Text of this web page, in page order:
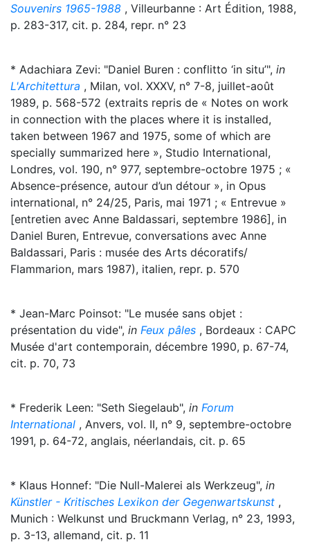
Souvenirs 1965-1988 , Villeurbanne : Art Édition, 1988,
p. 283-317, cit. p. 284, repr. n° 23
* Adachiara Zevi: "Daniel Buren : conflitto ‘in situ’", in
L'Architettura , Milan, vol. XXXV, n° 7-8, juillet-août
1989, p. 568-572 (extraits repris de « Notes on work
in connection with the places where it is installed,
taken between 1967 and 1975, some of which are
specially summarized here », Studio International,
Londres, vol. 190, n° 977, septembre-octobre 1975 ; «
Absence-présence, autour d’un détour », in Opus
international, n° 24/25, Paris, mai 1971 ; « Entrevue »
[entretien avec Anne Baldassari, septembre 1986], in
Daniel Buren, Entrevue, conversations avec Anne
Baldassari, Paris : musée des Arts décoratifs/
Flammarion, mars 1987), italien, repr. p. 570
* Jean-Marc Poinsot: "Le musée sans objet :
présentation du vide", in Feux pâles , Bordeaux : CAPC
Musée d'art contemporain, décembre 1990, p. 67-74,
cit. p. 70, 73
* Frederik Leen: "Seth Siegelaub", in Forum
International , Anvers, vol. II, n° 9, septembre-octobre
1991, p. 64-72, anglais, néerlandais, cit. p. 65
* Klaus Honnef: "Die Null-Malerei als Werkzeug", in
Künstler - Kritisches Lexikon der Gegenwartskunst ,
Munich : Welkunst und Bruckmann Verlag, n° 23, 1993,
p. 3-13, allemand, cit. p. 11